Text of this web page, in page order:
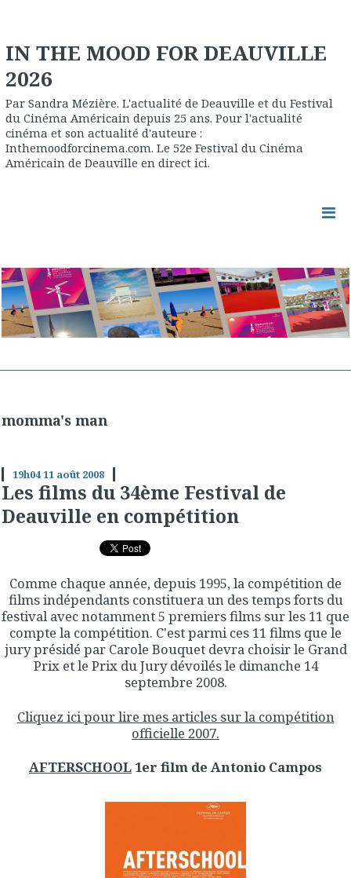
IN THE MOOD FOR DEAUVILLE
2026
Par Sandra Mézière. L'actualité de Deauville et du Festival
du Cinéma Américain depuis 25 ans. Pour l'actualité
cinéma et son actualité d'auteure :
Inthemoodforcinema.com. Le 52e Festival du Cinéma
Américain de Deauville en direct ici.
momma's man
19h0411 août 2008
Les films du 34ème Festival de
Deauville en compétition
Comme chaque année, depuis 1995, la compétition de
films indépendants constituera un des temps forts du
festival avec notamment 5 premiers films sur les 11 que
compte la compétition. C'est parmi ces 11 films que le
jury présidé par Carole Bouquet devra choisir le Grand
Prix et le Prix du Jury dévoilés le dimanche 14
septembre 2008.
Cliquez ici pour lire mes articles sur la compétition
officielle 2007.
AFTERSCHOOL 1er film de Antonio Campos